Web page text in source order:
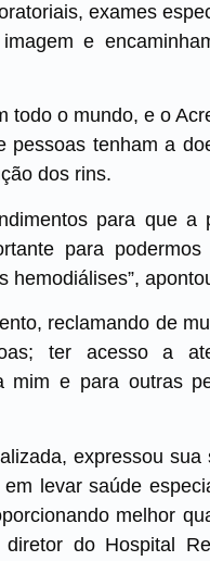
exames
e
todo o mundo, e o
pessoas tenham a
dos rins.
para que a
para podermos
hemodiálises”,
reclamando de
ter acesso a
mim e para outras
expressou sua
levar saúde
melhor
do Hospital